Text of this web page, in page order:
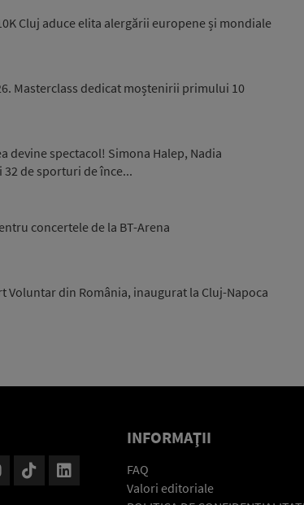
Cluj aduce elita alergării europene și mondiale
Masterclass dedicat moștenirii primului 10
devine spectacol! Simona Halep, Nadia
de sporturi de înce...
concertele de la BT-Arena
Voluntar din România, inaugurat la Cluj-Napoca
INFORMAŢII
FAQ
Valori editoriale